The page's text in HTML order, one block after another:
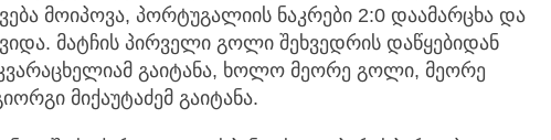
მოიპოვა, პორტუგალიის ნაკრები 2:0 დაამარცხა და
მატჩის პირველი გოლი შეხვედრის დაწყებიდან
კვარაცხელიამ გაიტანა, ხოლო მეორე გოლი, მეორე
მიქაუტაძემ გაიტანა.